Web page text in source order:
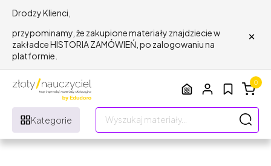
Drodzy Klienci,
przypominamy, że zakupione materiały znajdziecie w
zakładce HISTORIA ZAMÓWIEŃ, po zalogowaniu na
platformie.
×
Kategorie
0